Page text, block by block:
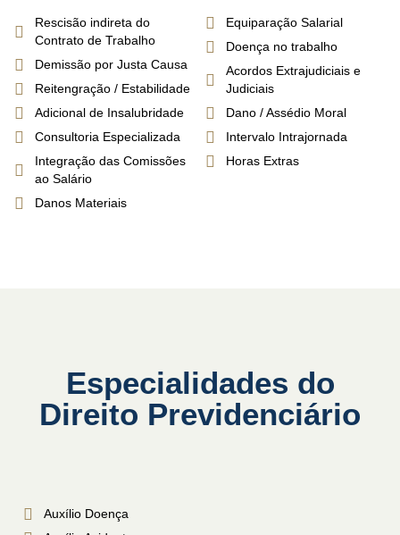
Rescisão indireta do
Contrato de Trabalho
Demissão por Justa Causa
Reitengração / Estabilidade
Adicional de Insalubridade
Consultoria Especializada
Integração das Comissões
ao Salário
Danos Materiais
Equiparação Salarial
Doença no trabalho
Acordos Extrajudiciais e
Judiciais
Dano / Assédio Moral
Intervalo Intrajornada
Horas Extras
Especialidades do
Direito Previdenciário
Auxílio Doença